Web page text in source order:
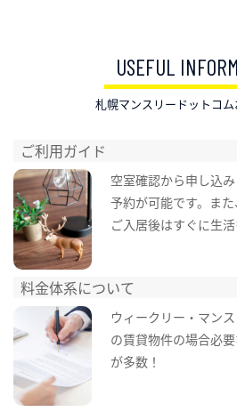
USEFUL
札幌マンスリードットコ
ご利用ガイド
空室確認から申し込
予約が可能です。また
ご入居後はすぐに生活
料金体系について
ウィークリー・マン
の賃貸物件の場合必
が多数！